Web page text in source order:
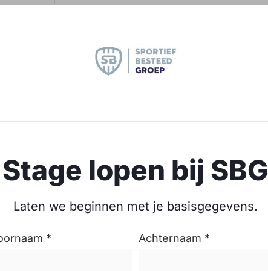
Stage lopen bij SBG
Laten we beginnen met je basisgegevens.
* Achternaam *